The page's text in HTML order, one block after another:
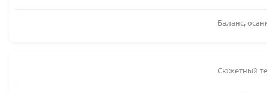
Баланс,
Сюжетный